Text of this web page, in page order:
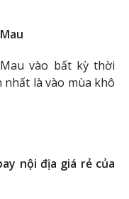
vào bất kỳ thời
là vào mùa khô
nội địa giá rẻ của